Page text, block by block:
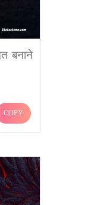
बनाने
COPY